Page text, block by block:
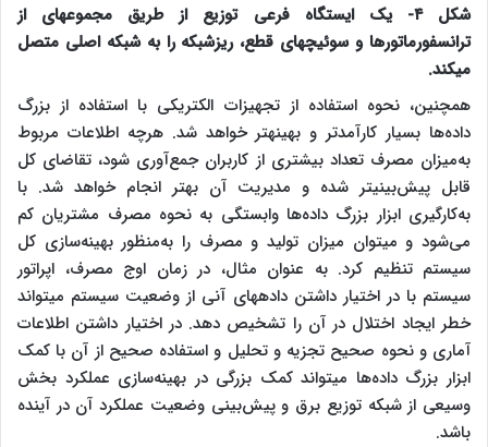
شکل ۴- یک ایستگاه فرعی توزیع از طریق مجموعه‎ای از
ترانسفورماتورها و سوئیچ‎های قطع، ریزشبکه را به شبکه اصلی متصل
می‎کند.
همچنین، نحوه استفاده از تجهیزات الکتریکی با استفاده از بزرگ
داده‌ها بسیار کارآمدتر و بهینه‎تر خواهد شد. هرچه اطلاعات مربوط
به‌میزان مصرف تعداد بیشتری از کاربران جمع‌آوری شود، تقاضای کل
قابل پیش‌بینی‎تر شده و مدیریت آن بهتر انجام خواهد شد. با
به‌کارگیری ابزار بزرگ داده‌ها وابستگی به ‌نحوه مصرف مشتریان کم
می‌شود و می‎توان میزان تولید و مصرف را به‌منظور بهینه‌سازی کل
سیستم تنظیم کرد. به عنوان مثال، در زمان اوج مصرف، اپراتور
سیستم با در اختیار داشتن داده‎های آنی از وضعیت سیستم می‎تواند
خطر ایجاد اختلال در آن را تشخیص دهد. در اختیار داشتن اطلاعات
آماری و نحوه صحیح تجزیه و تحلیل و استفاده صحیح از آن با کمک
ابزار بزرگ داده‌ها می‎تواند کمک بزرگی در بهینه‌سازی عملکرد بخش
وسیعی از شبکه توزیع برق و پیش‌بینی وضعیت عملکرد آن در آینده
باشد.